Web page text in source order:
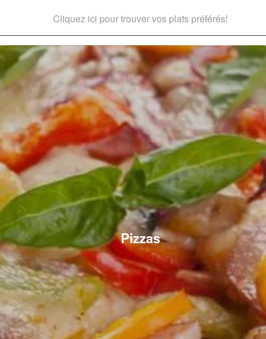
Cliquez ici pour trouver vos plats préférés!
Pizzas